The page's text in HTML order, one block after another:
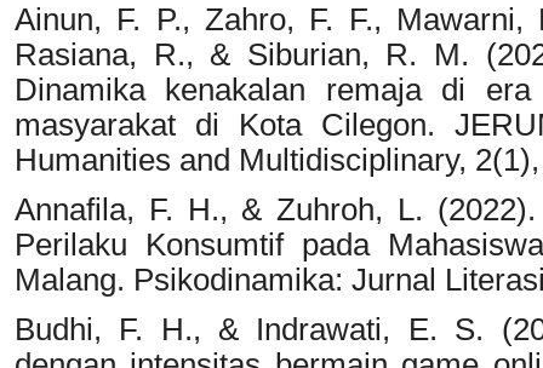
Ainun, F. P., Zahro, F. F.,
Rasiana, R., & Siburian, R. M.
Dinamika kenakalan remaja di
masyarakat di Kota Cilegon.
Humanities and Multidisciplinary,
Annafila, F. H., & Zuhroh, L.
Perilaku Konsumtif pada
Malang. Psikodinamika: Jurnal
Budhi, F. H., & Indrawati, E. S.